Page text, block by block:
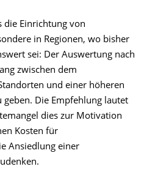
die Einrichtung von
in Regionen, wo bisher
sei: Der Auswertung nach
zwischen dem
und einer höheren
geben. Die Empfehlung lautet
dies zur Motivation
Kosten für
Ansiedlung einer